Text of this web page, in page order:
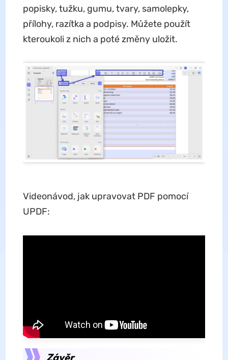
popisky, tužku, gumu, tvary, samolepky,
přílohy, razítka a podpisy. Můžete použít
kteroukoli z nich a poté změny uložit.
Videonávod, jak upravovat PDF pomocí
UPDF:
Závěr